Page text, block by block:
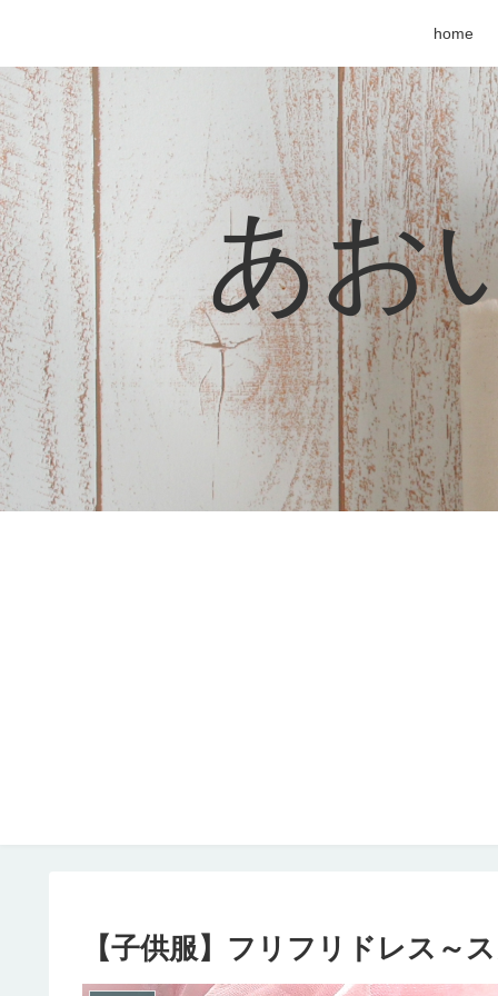
あお
home
【子供服】フリフリドレス～